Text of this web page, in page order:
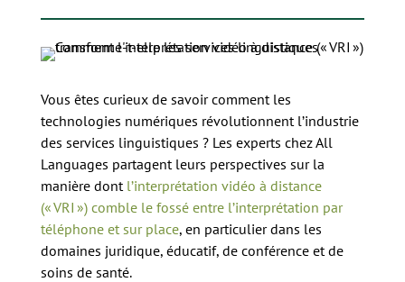
Vous êtes curieux de savoir comment les
technologies numériques révolutionnent l’industrie
des services linguistiques ? Les experts chez All
Languages partagent leurs perspectives sur la
manière dont l’interprétation vidéo à distance
(« VRI ») comble le fossé entre l’interprétation par
téléphone et sur place, en particulier dans les
domaines juridique, éducatif, de conférence et de
soins de santé.